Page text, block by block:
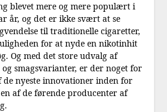
blevet mere og mere populært i
år, og det er ikke svært at se
til traditionelle cigaretter,
for at nyde en nikotinhit
Og med det store udvalg af
smagsvarianter, er der noget for
de nyeste innovationer inden for
af de førende producenter af